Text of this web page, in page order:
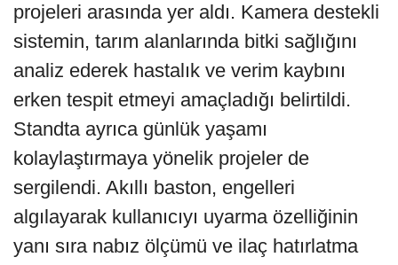
projeleri arasında yer aldı. Kamera destekli
sistemin, tarım alanlarında bitki sağlığını
analiz ederek hastalık ve verim kaybını
erken tespit etmeyi amaçladığı belirtildi.
Standta ayrıca günlük yaşamı
kolaylaştırmaya yönelik projeler de
sergilendi. Akıllı baston, engelleri
algılayarak kullanıcıyı uyarma özelliğinin
yanı sıra nabız ölçümü ve ilaç hatırlatma